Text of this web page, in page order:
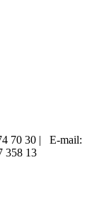
70 30 |
E-mail:
358 13